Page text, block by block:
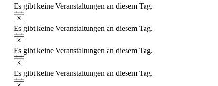
Es gibt keine Veranstaltungen an diesem Tag.
Hinweis
Es gibt keine Veranstaltungen an diesem Tag.
Hinweis
Es gibt keine Veranstaltungen an diesem Tag.
Hinweis
Es gibt keine Veranstaltungen an diesem Tag.
Hinweis